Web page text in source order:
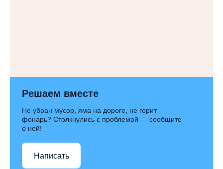
Решаем вместе
Не убран мусор, яма на дороге, не горит
фонарь? Столкнулись с проблемой — сообщите
о ней!
Написать